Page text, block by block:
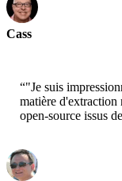
Cass
“"Je suis
matière
open-source issus